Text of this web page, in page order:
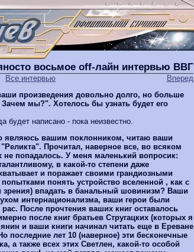
восьмое оff-лайн интервью ВВГ
Все интервью
Вперед
произведения довольно долго, но больше
мы?". Хотелось бы узнать будет его
будет написано - пока неизвестно.
являюсь вашим поклонником, читаю ваши
Прочитал, наверное все, во всяком
не попадалось. У меня маленький вопросик:
в какой-то степени даже
и поражает своими грандиозными
понять устройство вселенной , как с
зрения) впадать в банальный шовинизм? Ваши
интернационализма, ваши герои были
После прочтения ваших книг оставалось
после книг братьев Стругацких (которых я
и ваши книги начинал читать еще в Ереване
последние лет 10 (наверное) эти бесконечные
а также всех этих Светлен, какой-то особой